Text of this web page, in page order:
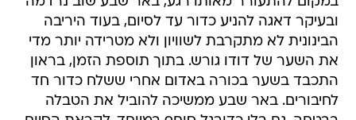
ובעיקר דאגה להניע כדור עד לסיום, בעוד היריבה
הבינונית לא מתקרבת לשוויון ולא מטרידה יותר מדי
את השער של דודו גורש. בתוך תוספת הזמן, בראון
התכבד בשער בכורה באדום אחרי ששלח כדור חד
לחיבורים. באר שבע ממשיכה להוביל את הטבלה